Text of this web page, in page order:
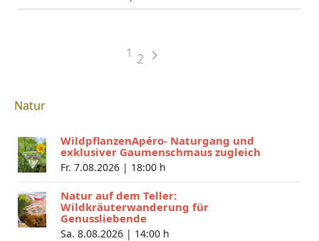
1 2
Natur
WildpflanzenApéro- Naturgang und
exklusiver Gaumenschmaus zugleich
Fr. 7.08.2026 | 18:00 h
Natur auf dem Teller:
Wildkräuterwanderung für
Genussliebende
Sa. 8.08.2026 | 14:00 h